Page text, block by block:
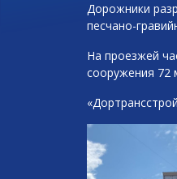
Дорожники
песчано-
На проезжей
сооружения 72